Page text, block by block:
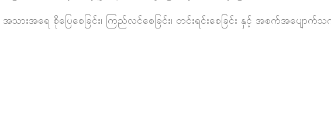
ရေ စိုပြေစေခြင်း၊ ကြည်လင်စေခြင်း၊ တင်းရင်းစေခြင်း နှင့် အစက်အပျောက်သက်သ